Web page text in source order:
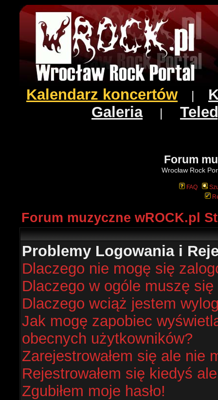
Kalendarz koncertów
Galeria|
Forum
Wrocław Rock
FAQ
Forum muzyczne wROCK.pl
Problemy Logowania i
Dlaczego nie mogę się
Dlaczego w ogóle muszę
Dlaczego wciąż jestem
Jak mogę zapobiec
obecnych użytkowników?
Zarejestrowałem się ale nie
Rejestrowałem się kiedyś
Zgubiłem moje hasło!